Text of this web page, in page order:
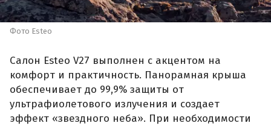
Фото Esteo
Салон Esteo V27 выполнен с акцентом на
комфорт и практичность. Панорамная крыша
обеспечивает до 99,9% защиты от
ультрафиолетового излучения и создает
эффект «звездного неба». При необходимости